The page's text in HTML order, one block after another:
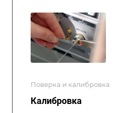
Поверка и калибровка
Калибровка